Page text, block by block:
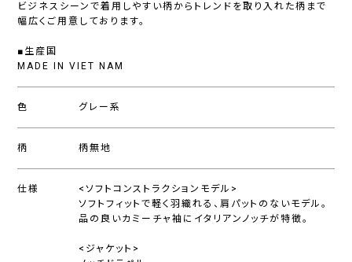
ビジネスシーンで着用しやすい柄からトレンドを取り入れた柄まで
幅広くご用意しております。
■生産国
MADE IN VIET NAM
色 グレー系
柄 柄無地
仕様
<ソフトコンストラクションモデル>
ソフトフィットで軽く羽織れる、肩パットのないモデル。
品の良いカミーチャ袖にイタリアンノッチが特徴。
<ジャケット>